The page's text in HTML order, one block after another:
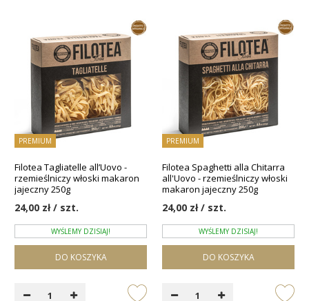
PREMIUM
Filotea Tagliatelle all’Uovo -
rzemieślniczy włoski makaron
jajeczny 250g
24,00 zł / szt.
WYŚLEMY DZISIAJ!
DO KOSZYKA
PREMIUM
Filotea Spaghetti alla Chitarra
all'Uovo - rzemieślniczy włoski
makaron jajeczny 250g
24,00 zł / szt.
WYŚLEMY DZISIAJ!
DO KOSZYKA